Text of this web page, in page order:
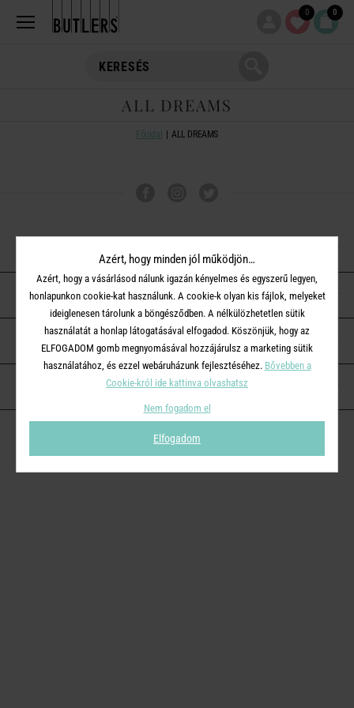
0 0
ALL DREAMS
Főoldal ALL DREAMS
ÜGYFÉLSZOLGÁLAT
A BUTLERS-RŐL
KAPCSOLAT
Azért, hogy minden jól működjön…
Azért, hogy a vásárlásod nálunk igazán kényelmes és egyszerű legyen,
honlapunkon cookie-kat használunk. A cookie-k olyan kis fájlok, melyeket
ideiglenesen tárolunk a böngésződben. A nélkülözhetetlen sütik
használatát a honlap látogatásával elfogadod. Köszönjük, hogy az
ELFOGADOM gomb megnyomásával hozzájárulsz a marketing sütik
használatához, és ezzel webáruházunk fejlesztéséhez. Bővebben a
Cookie-król ide kattinva olvashatsz
Nem fogadom el
Elfogadom